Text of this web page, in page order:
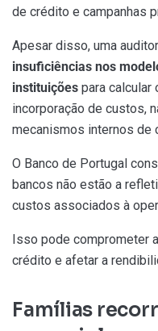
de crédito e campanhas
Apesar disso, uma
insuficiências nos
instituições para calcular
incorporação de custos,
mecanismos internos de
O Banco de Portugal
bancos não estão a
custos associados à
Isso pode comprometer
crédito e afetar a
Famílias